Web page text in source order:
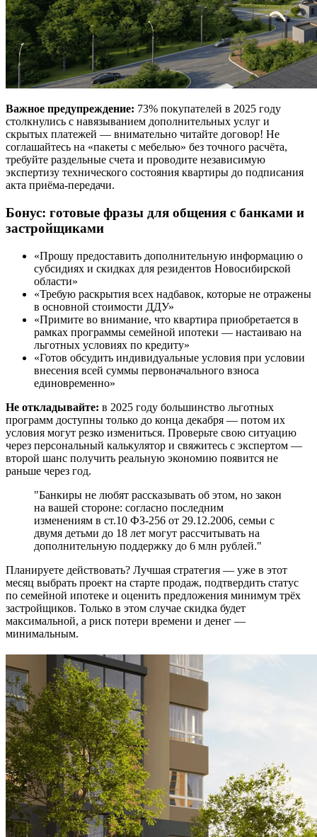
Важное предупреждение: 73% покупателей в 2025 году
столкнулись с навязыванием дополнительных услуг и
скрытых платежей — внимательно читайте договор! Не
соглашайтесь на «пакеты с мебелью» без точного расчёта,
требуйте раздельные счета и проводите независимую
экспертизу технического состояния квартиры до подписания
акта приёма-передачи.
Бонус: готовые фразы для общения с банками и
застройщиками
«Прошу предоставить дополнительную информацию о
субсидиях и скидках для резидентов Новосибирской
области»
«Требую раскрытия всех надбавок, которые не отражены
в основной стоимости ДДУ»
«Примите во внимание, что квартира приобретается в
рамках программы семейной ипотеки — настаиваю на
льготных условиях по кредиту»
«Готов обсудить индивидуальные условия при условии
внесения всей суммы первоначального взноса
единовременно»
Не откладывайте: в 2025 году большинство льготных
программ доступны только до конца декабря — потом их
условия могут резко измениться. Проверьте свою ситуацию
через персональный калькулятор и свяжитесь с экспертом —
второй шанс получить реальную экономию появится не
раньше через год.
"Банкиры не любят рассказывать об этом, но закон
на вашей стороне: согласно последним
изменениям в ст.10 ФЗ-256 от 29.12.2006, семьи с
двумя детьми до 18 лет могут рассчитывать на
дополнительную поддержку до 6 млн рублей."
Планируете действовать? Лучшая стратегия — уже в этот
месяц выбрать проект на старте продаж, подтвердить статус
по семейной ипотеке и оценить предложения минимум трёх
застройщиков. Только в этом случае скидка будет
максимальной, а риск потери времени и денег —
минимальным.